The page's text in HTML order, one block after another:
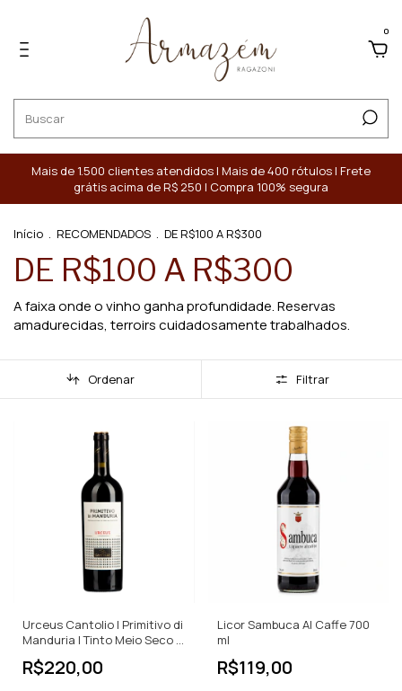
0
Mais de 1.500 clientes atendidos | Mais de 400 rótulos | Frete
grátis acima de R$ 250 | Compra 100% segura
Início . RECOMENDADOS . DE R$100 A R$300
DE R$100 A R$300
A faixa onde o vinho ganha profundidade. Reservas
amadurecidas, terroirs cuidadosamente trabalhados.
Ordenar Filtrar
Urceus Cantolio | Primitivo di
Manduria | Tinto Meio Seco |
R$220,00
Licor Sambuca Al Caffe 700
ml
R$119,00